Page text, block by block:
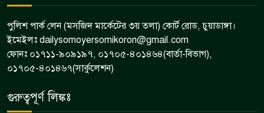
পুলিশ পার্ক লেন (মসজিদ মার্কেটের ৩য় তলা) কোর্ট রোড, চুয়াডাঙ্গা।
ইমেইলঃ dailysomoyersomikoron@gmail.com
ফোনঃ ০১৭১১-৯০৯১৯৭, ০১৭০৫-৪০১৪৬৪(বার্তা-বিভাগ),
০১৭০৫-৪০১৪৬৭(সার্কুলেশন)
গুরুত্বপূর্ণ লিঙ্কঃ